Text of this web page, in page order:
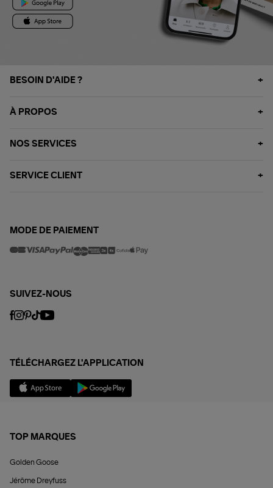
BESOIN D'AIDE ?
À PROPOS
NOS SERVICES
SERVICE CLIENT
MODE DE PAIEMENT
SUIVEZ-NOUS
TÉLÉCHARGEZ L'APPLICATION
TOP MARQUES
Golden Goose
Jérôme Dreyfuss